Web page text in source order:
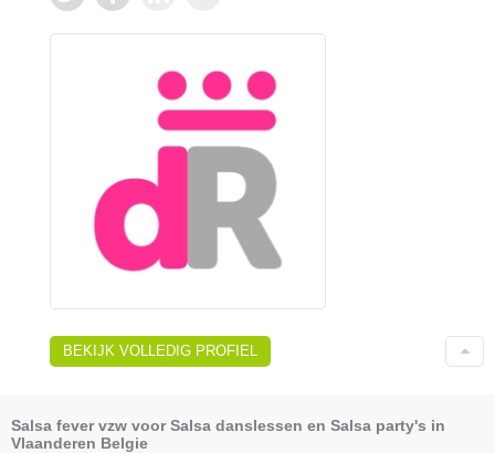
BEKIJK VOLLEDIG PROFIEL
Salsa fever vzw voor Salsa danslessen en Salsa party's in
Vlaanderen Belgie